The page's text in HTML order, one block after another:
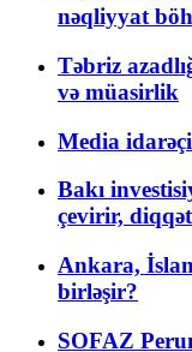
nəqliyyat
Təbriz
və müasirlik
Media
Bakı
çevirir,
Ankara,
birləşir?
SOFAZ